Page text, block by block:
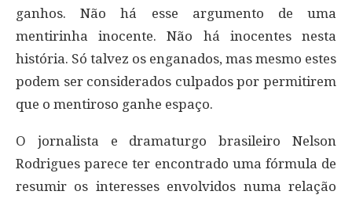
ganhos. Não há esse argumento de uma
mentirinha inocente. Não há inocentes nesta
história. Só talvez os enganados, mas mesmo estes
podem ser considerados culpados por permitirem
que o mentiroso ganhe espaço.
O jornalista e dramaturgo brasileiro Nelson
Rodrigues parece ter encontrado uma fórmula de
resumir os interesses envolvidos numa relação